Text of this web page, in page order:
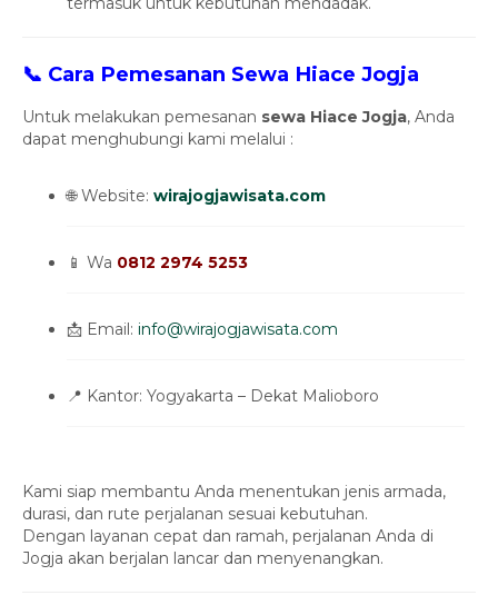
📞 Cara Pemesanan Sewa Hiace Jogja
Untuk melakukan pemesanan sewa Hiace Jogja, Anda
dapat menghubungi kami melalui :
🌐 Website: wirajogjawisata.com
📱 Wa 0812 2974 5253
📩 Email: info@wirajogjawisata.com
📍 Kantor: Yogyakarta – Dekat Malioboro
Kami siap membantu Anda menentukan jenis armada,
durasi, dan rute perjalanan sesuai kebutuhan.
Dengan layanan cepat dan ramah, perjalanan Anda di
Jogja akan berjalan lancar dan menyenangkan.